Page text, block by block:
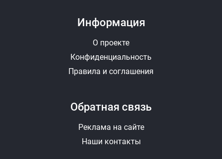
Информация
О проекте
Конфиденциальность
Правила и соглашения
Обратная связь
Реклама на сайте
Наши контакты